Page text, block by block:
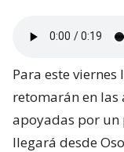
Para este
retomarán en las
apoyadas por un
llegará desde